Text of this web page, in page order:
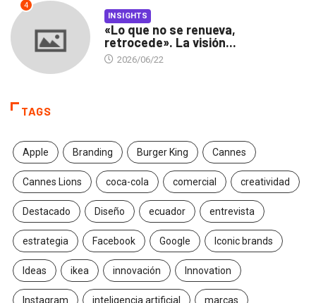
4
INSIGHTS
«Lo que no se renueva,
retrocede». La visión...
2026/06/22
TAGS
Apple Branding Burger King Cannes
Cannes Lions coca-cola comercial creatividad
Destacado Diseño ecuador entrevista
estrategia Facebook Google Iconic brands
Ideas ikea innovación Innovation
Instagram inteligencia artificial marcas